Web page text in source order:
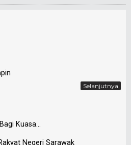
Selanjutnya
Kuasa...
Negeri Sarawak